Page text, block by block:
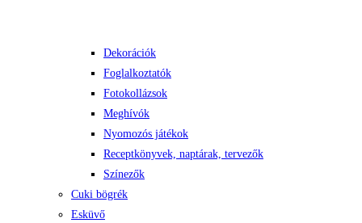
Dekorációk
Foglalkoztatók
Fotokollázsok
Meghívók
Nyomozós játékok
Receptkönyvek, naptárak, tervezők
Színezők
Cuki bögrék
Esküvő